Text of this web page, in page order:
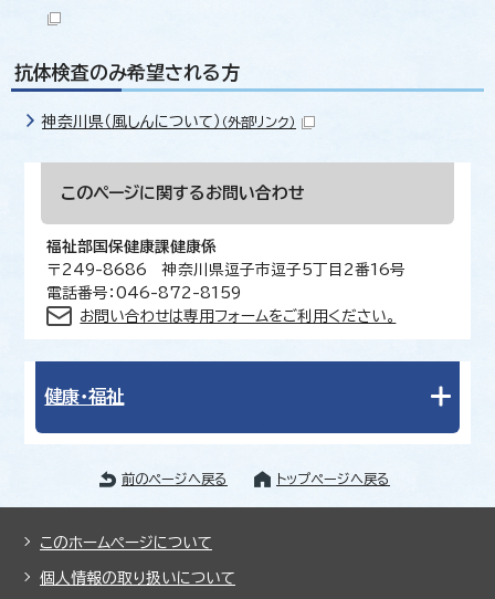
抗体検査のみ希望される方
神奈川県（風しんについて） （外部リンク）
このページに関する お問い合わせ
福祉部国保健康課健康係
〒249-8686 神奈川県逗子市逗子5丁目2番16号
電話番号：046-872-8159
お問い合わせは専用フォームをご利用ください。
健康・福祉
前のページへ戻る トップページへ戻る
このホームページについて
個人情報の取り扱いについて